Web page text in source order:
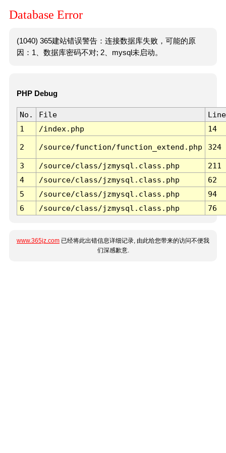
Database Error
(1040) 365建站错误警告：连接数据库失败，可能的原
因：1、数据库密码不对; 2、mysql未启动。
PHP Debug
No. File
Line
1
/index.php 14
2 /source/function/function_extend.php 324
3 /source/class/jzmysql.class.php
211
4
/source/class/jzmysql.class.php
62
5
/source/class/jzmysql.class.php
94
6
/source/class/jzmysql.class.php 76
www.365jz.com 已经将此出错信息详细记录, 由此给您带来的访问不便我
们深感歉意.